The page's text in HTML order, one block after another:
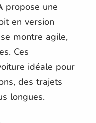
propose une
en version
montre agile,
Ces
idéale pour
des trajets
longues.